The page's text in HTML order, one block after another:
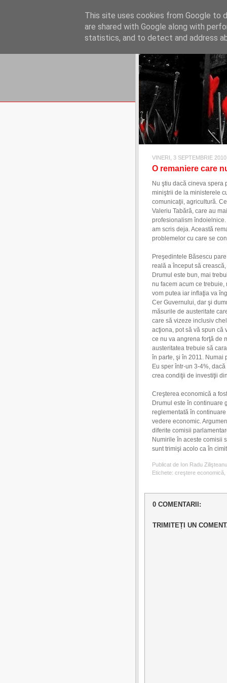
REFLECŢII
blog de reflecţii, informaţii şi
VINERI, 3 SEPTEMBRIE 2010
O remaniere care
Nu ştiu dacă cineva spera
miniştrii de la ministerele
comunicaţii, agricultură.
Valeriu Tabără, care au
profesionalism
am scris deja. Această
problemelor cu care se
Preşedintele Băsescu
reală a început să
Drumul este bun, mai
nu facem acum ce
vom putea iar inflaţia va
Cer Guvernului, dar şi
măsurile de austeritate
care să vizeze inclusiv
acţiona, pot să vă spun că
ce nu va angrena forţă de
austeritatea trebuie să
în parte, şi în 2011. Numai
Eu sper într-un 3-4%,
crea condiţii de investiţii
Creşterea economică a
Drumul este în continuare
reglementată în
vedere economic.
diferite comisii
Numirile în aceste comisii
sunt trimişi acolo ca în
Publicat de Ion Radu Zilişteanu
Etichete: creştere economică
0 COMENTARII:
TRIMITEȚI UN
This site uses cookies from Google to
are shared with Google along with
statistics, and to detect and address